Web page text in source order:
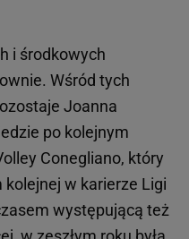
i środkowych
Wśród tych
Joanna
po kolejnym
Conegliano, który
w karierze Ligi
występującą też